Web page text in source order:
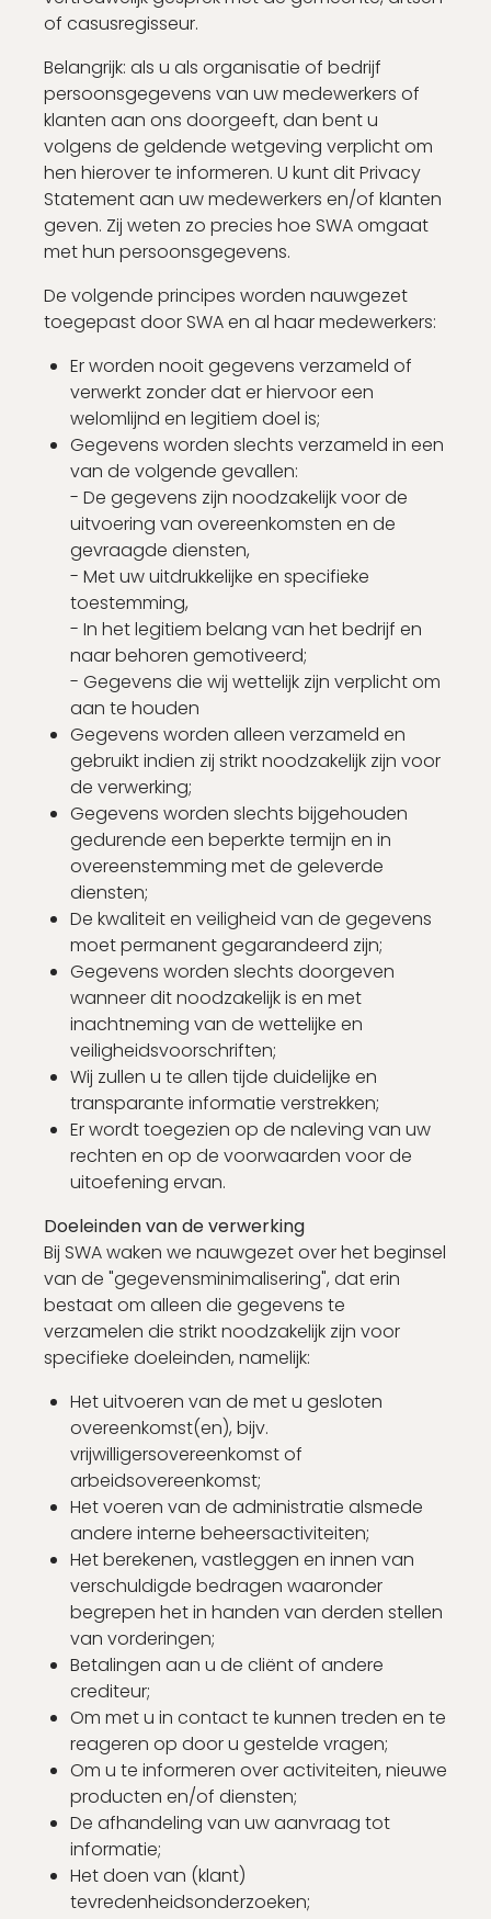
of casusregisseur.
Belangrijk: als u als organisatie of bedrijf
persoonsgegevens van uw medewerkers of
klanten aan ons doorgeeft, dan bent u
volgens de geldende wetgeving verplicht om
hen hierover te informeren. U kunt dit Privacy
Statement aan uw medewerkers en/of klanten
geven. Zij weten zo precies hoe SWA omgaat
met hun persoonsgegevens.
De volgende principes worden nauwgezet
toegepast door SWA en al haar medewerkers:
Er worden nooit gegevens verzameld of
verwerkt zonder dat er hiervoor een
welomlijnd en legitiem doel is;
Gegevens worden slechts verzameld in een
van de volgende gevallen:
- De gegevens zijn noodzakelijk voor de
uitvoering van overeenkomsten en de
gevraagde diensten,
- Met uw uitdrukkelijke en specifieke
toestemming,
- In het legitiem belang van het bedrijf en
naar behoren gemotiveerd;
- Gegevens die wij wettelijk zijn verplicht om
aan te houden
Gegevens worden alleen verzameld en
gebruikt indien zij strikt noodzakelijk zijn voor
de verwerking;
Gegevens worden slechts bijgehouden
gedurende een beperkte termijn en in
overeenstemming met de geleverde
diensten;
De kwaliteit en veiligheid van de gegevens
moet permanent gegarandeerd zijn;
Gegevens worden slechts doorgeven
wanneer dit noodzakelijk is en met
inachtneming van de wettelijke en
veiligheidsvoorschriften;
Wij zullen u te allen tijde duidelijke en
transparante informatie verstrekken;
Er wordt toegezien op de naleving van uw
rechten en op de voorwaarden voor de
uitoefening ervan.
Doeleinden van de verwerking
Bij SWA waken we nauwgezet over het beginsel
van de "gegevensminimalisering", dat erin
bestaat om alleen die gegevens te
verzamelen die strikt noodzakelijk zijn voor
specifieke doeleinden, namelijk:
Het uitvoeren van de met u gesloten
overeenkomst(en), bijv.
vrijwilligersovereenkomst of
arbeidsovereenkomst;
Het voeren van de administratie alsmede
andere interne beheersactiviteiten;
Het berekenen, vastleggen en innen van
verschuldigde bedragen waaronder
begrepen het in handen van derden stellen
van vorderingen;
Betalingen aan u de cliënt of andere
crediteur;
Om met u in contact te kunnen treden en te
reageren op door u gestelde vragen;
Om u te informeren over activiteiten, nieuwe
producten en/of diensten;
De afhandeling van uw aanvraag tot
informatie;
Het doen van (klant)
tevredenheidsonderzoeken;